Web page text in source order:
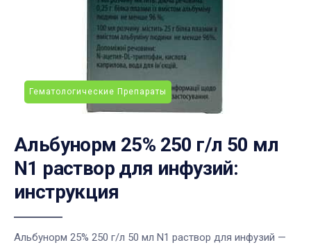
Гематологические Препараты
Альбунорм 25% 250 г/л 50 мл
N1 раствор для инфузий:
инструкция
Альбунорм 25% 250 г/л 50 мл N1 раствор для инфузий —